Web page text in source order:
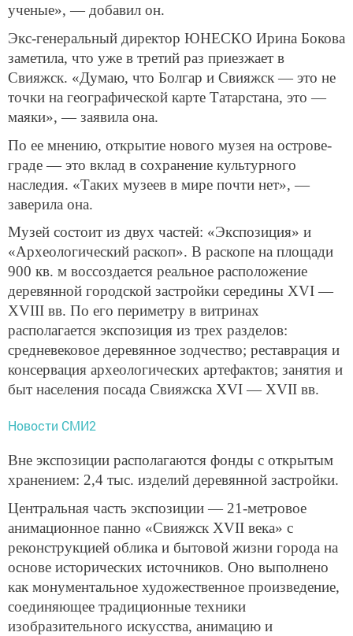
ученые», — добавил он.
Экс-генеральный директор ЮНЕСКО Ирина Бокова
заметила, что уже в третий раз приезжает в
Свияжск. «Думаю, что Болгар и Свияжск — это не
точки на географической карте Татарстана, это —
маяки», — заявила она.
По ее мнению, открытие нового музея на острове-
граде — это вклад в сохранение культурного
наследия. «Таких музеев в мире почти нет», —
заверила она.
Музей состоит из двух частей: «Экспозиция» и
«Археологический раскоп». В раскопе на площади
900 кв. м воссоздается реальное расположение
деревянной городской застройки середины XVI —
XVIII вв. По его периметру в витринах
располагается экспозиция из трех разделов:
средневековое деревянное зодчество; реставрация и
консервация археологических артефактов; занятия и
быт населения посада Свияжска XVI — XVII вв.
Новости СМИ2
Вне экспозиции располагаются фонды с открытым
хранением: 2,4 тыс. изделий деревянной застройки.
Центральная часть экспозиции — 21-метровое
анимационное панно «Свияжск XVII века» с
реконструкцией облика и бытовой жизни города на
основе исторических источников. Оно выполнено
как монументальное художественное произведение,
соединяющее традиционные техники
изобразительного искусства, анимацию и